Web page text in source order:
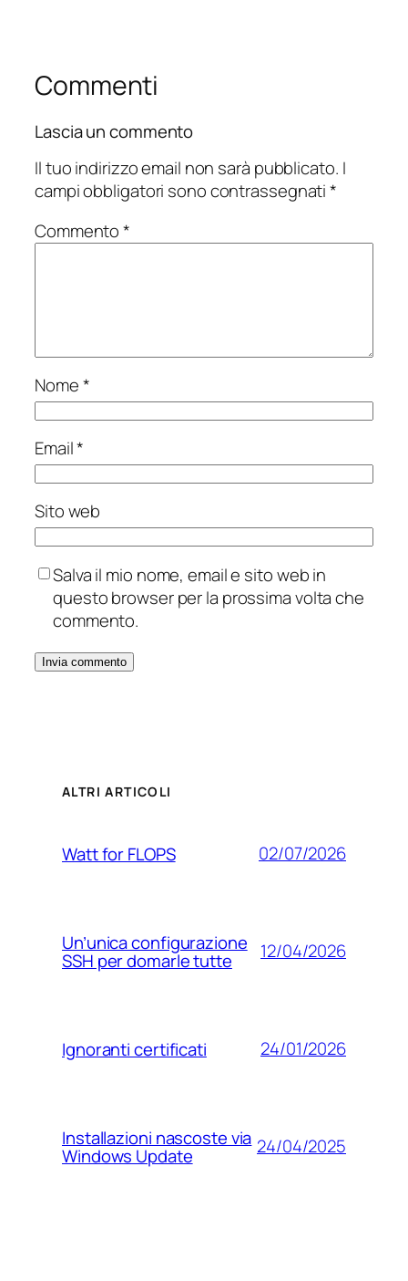
Commenti
Lascia un commento
Il tuo indirizzo email non sarà pubblicato. I
campi obbligatori sono contrassegnati*
Commento*
Nome*
Email*
Sito web
Salva il mio nome, email e sito web in
questo browser per la prossima volta che
commento.
ALTRI ARTICOLI
Watt for FLOPS 02/07/2026
Un’unica configurazione
SSH per domarle tutte 12/04/2026
Ignoranti certificati 24/01/2026
Installazioni nascoste via
Windows Update 24/04/2025